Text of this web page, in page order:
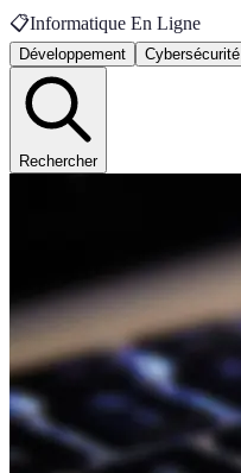
📋Informatique En Ligne
Développement Cybersécurité
Rechercher